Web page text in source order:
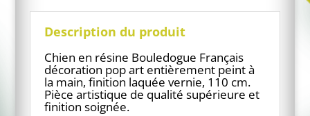
Description du produit
Chien en résine Bouledogue Français
décoration pop art entièrement peint à
la main, finition laquée vernie, 110 cm.
Pièce artistique de qualité supérieure et
finition soignée.